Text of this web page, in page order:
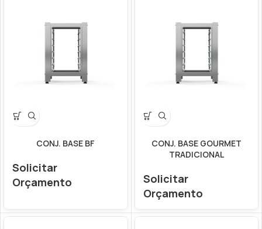
CONJ. BASE BF
Solicitar
Orçamento
CONJ. BASE GOURMET
TRADICIONAL
Solicitar
Orçamento